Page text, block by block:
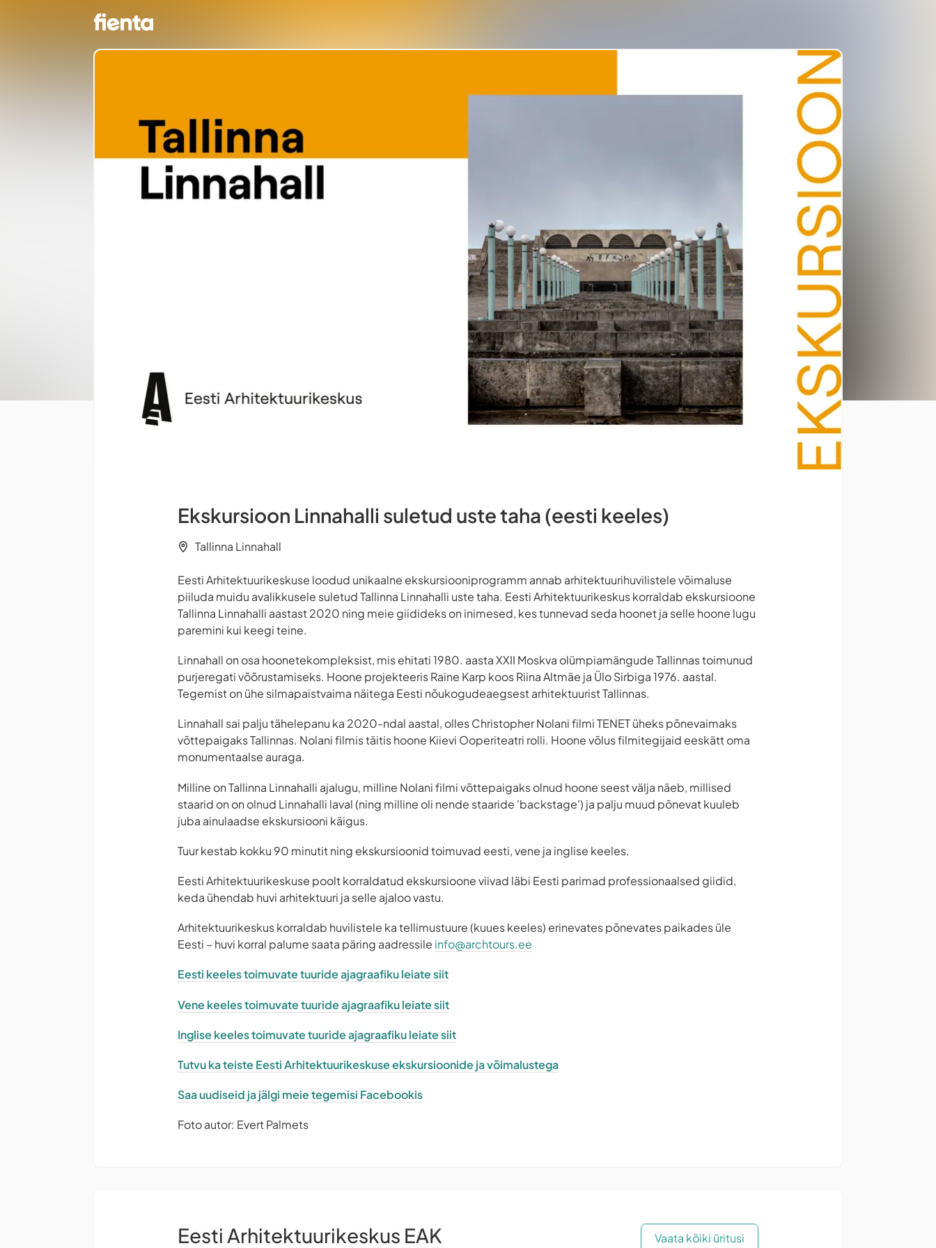
Ekskursioon Linnahalli suletud uste taha (eesti keeles)
Tallinna Linnahall
Eesti Arhitektuurikeskuse loodud unikaalne ekskursiooniprogramm annab arhitektuurihuvilistele võimaluse
piiluda muidu avalikkusele suletud Tallinna Linnahalli uste taha. Eesti Arhitektuurikeskus korraldab ekskursioone
Tallinna Linnahalli aastast 2020 ning meie giidideks on inimesed, kes tunnevad seda hoonet ja selle hoone lugu
paremini kui keegi teine.
Linnahall on osa hoonetekompleksist, mis ehitati 1980. aasta XXII Moskva olümpiamängude Tallinnas toimunud
purjeregati võõrustamiseks. Hoone projekteeris Raine Karp koos Riina Altmäe ja Ülo Sirbiga 1976. aastal.
Tegemist on ühe silmapaistvaima näitega Eesti nõukogudeaegsest arhitektuurist Tallinnas.
Linnahall sai palju tähelepanu ka 2020-ndal aastal, olles Christopher Nolani filmi TENET üheks põnevaimaks
võttepaigaks Tallinnas. Nolani filmis täitis hoone Kiievi Ooperiteatri rolli. Hoone võlus filmitegijaid eeskätt oma
monumentaalse auraga.
Milline on Tallinna Linnahalli ajalugu, milline Nolani filmi võttepaigaks olnud hoone seest välja näeb, millised
staarid on on olnud Linnahalli laval (ning milline oli nende staaride 'backstage') ja palju muud põnevat kuuleb
juba ainulaadse ekskursiooni käigus.
Tuur kestab kokku 90 minutit ning ekskursioonid toimuvad eesti, vene ja inglise keeles.
Eesti Arhitektuurikeskuse poolt korraldatud ekskursioone viivad läbi Eesti parimad professionaalsed giidid,
keda ühendab huvi arhitektuuri ja selle ajaloo vastu.
Arhitektuurikeskus korraldab huvilistele ka tellimustuure (kuues keeles) erinevates põnevates paikades üle
Eesti – huvi korral palume saata päring aadressile info@archtours.ee
Eesti keeles toimuvate tuuride ajagraafiku leiate siit
Vene keeles toimuvate tuuride ajagraafiku leiate siit
Inglise keeles toimuvate tuuride ajagraafiku leiate siit
Tutvu ka teiste Eesti Arhitektuurikeskuse ekskursioonide ja võimalustega
Saa uudiseid ja jälgi meie tegemisi Facebookis
Foto autor: Evert Palmets
Eesti Arhitektuurikeskus EAK Vaata kõiki üritusi